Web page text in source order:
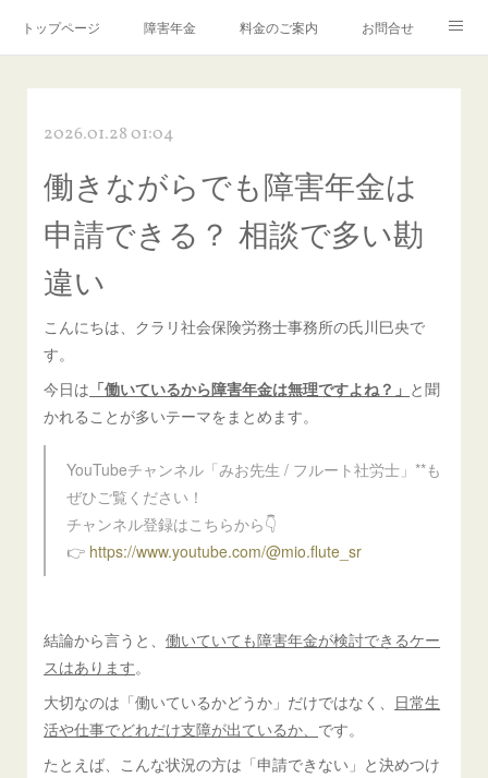
トップページ 障害年金 料金のご案内 お問合せ
2026.01.28 01:04
働きながらでも障害年金は
申請できる？ 相談で多い勘
違い
こんにちは、クラリ社会保険労務士事務所の氏川巳央で
す。
今日は 「働いているから障害年金は無理ですよね？」 と聞
かれることが多いテーマをまとめます。
YouTubeチャンネル「みお先生 / フルート社労士」**も
ぜひご覧ください！
チャンネル登録はこちらから👇
👉 https://www.youtube.com/@mio.flute_sr
結論から言うと、働いていても障害年金が検討できるケー
スはあります。
大切なのは「働いているかどうか」だけではなく、 日常生
活や仕事でどれだけ支障が出ているか、 です。
たとえば、こんな状況の方は「申請できない」と決めつけ